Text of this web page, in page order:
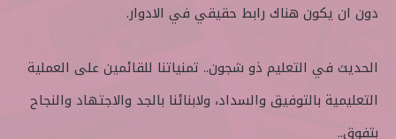
دون ان يكون هناك رابط حقيقي في الادوار.
الحديث في التعليم ذو شجون.. تمنياتنا للقائمين على العملية
التعليمية بالتوفيق والسداد، ولابنائنا بالجد والاجتهاد والنجاح
بتفوق..